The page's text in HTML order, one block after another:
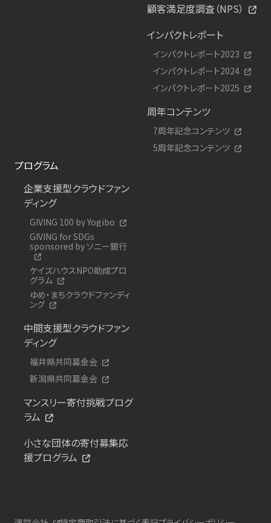
顧客満足度調査（NPS）
インパクトレポート
インパクトレポート2023
インパクトレポート2024
インパクトレポート2025
周年コンテンツ
7周年記念コンテンツ
5周年記念コンテンツ
プログラム
企業支援型クラウドファン
ディング
GIVING 100 by Yogibo
GIVING for SDGs
sponsored by ソニー銀行
ケイズハウスNPO助成プロ
グラム
ゆめ・まちクラウドファンディ
ング
中間支援型クラウドファン
ディング
福井県共同募金会
新潟県共同募金会
マンスリー寄付挑戦プログ
ラム
小さな団体の寄付募集応
援プログラム